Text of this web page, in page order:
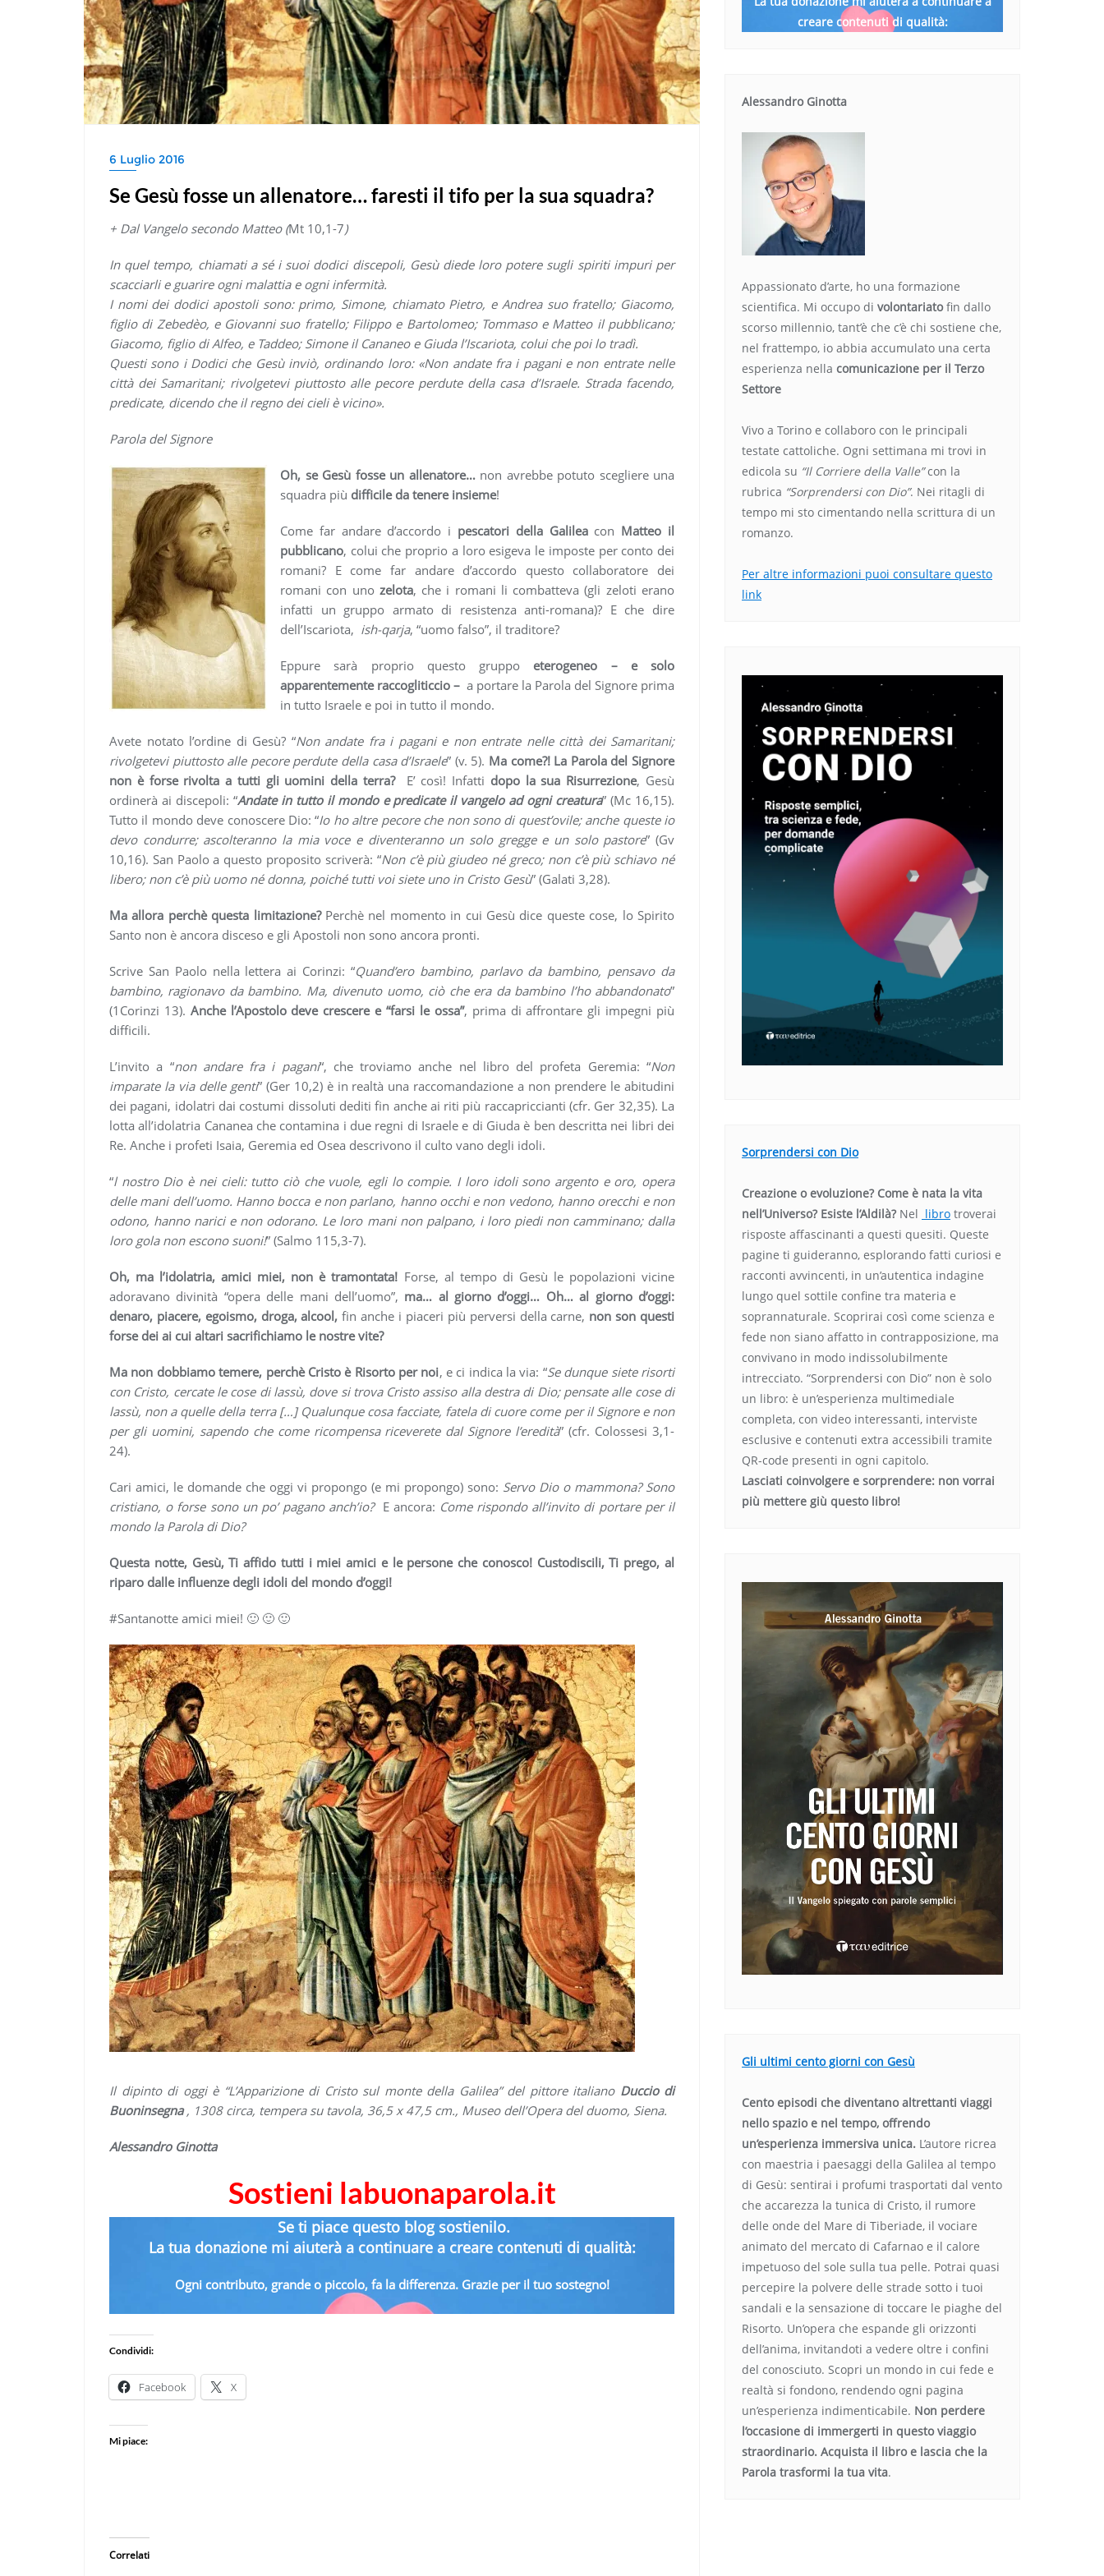
6 Luglio 2016
Se Gesù fosse un allenatore… faresti il tifo per la sua squadra?
+ Dal Vangelo secondo Matteo (Mt 10,1-7)
In quel tempo, chiamati a sé i suoi dodici discepoli, Gesù diede loro potere sugli spiriti impuri per
scacciarli e guarire ogni malattia e ogni infermità.
I nomi dei dodici apostoli sono: primo, Simone, chiamato Pietro, e Andrea suo fratello; Giacomo,
figlio di Zebedèo, e Giovanni suo fratello; Filippo e Bartolomeo; Tommaso e Matteo il pubblicano;
Giacomo, figlio di Alfeo, e Taddeo; Simone il Cananeo e Giuda l’Iscariota, colui che poi lo tradì.
Questi sono i Dodici che Gesù inviò, ordinando loro: «Non andate fra i pagani e non entrate nelle
città dei Samaritani; rivolgetevi piuttosto alle pecore perdute della casa d’Israele. Strada facendo,
predicate, dicendo che il regno dei cieli è vicino».
Parola del Signore
Oh, se Gesù fosse un allenatore…non avrebbe potuto scegliere una
squadra più difficile da tenere insieme!
Come far andare d’accordo i pescatori della Galileacon Matteo il
pubblicano, colui che proprio a loro esigeva le imposte per conto dei
romani? E come far andare d’accordo questo collaboratore dei
romani con uno zelota, che i romani li combatteva (gli zeloti erano
infatti un gruppo armato di resistenza anti-romana)? E che dire
dell’Iscariota, ish-qarja, “uomo falso”, il traditore?
Eppure sarà proprio questo gruppo eterogeneo – e solo
apparentemente raccogliticcio – a portare la Parola del Signore prima
in tutto Israele e poi in tutto il mondo.
Avete notato l’ordine di Gesù? “Non andate fra i pagani e non entrate nelle città dei Samaritani;
rivolgetevi piuttosto alle pecore perdute della casa d’Israele” (v. 5). Ma come?! La Parola del Signore
non è forse rivolta a tutti gli uomini della terra? E’ così! Infatti dopo la sua Risurrezione, Gesù
ordinerà ai discepoli: “Andate in tutto il mondo e predicate il vangelo ad ogni creatura” (Mc 16,15).
Tutto il mondo deve conoscere Dio: “Io ho altre pecore che non sono di quest’ovile; anche queste io
devo condurre; ascolteranno la mia voce e diventeranno un solo gregge e un solo pastore” (Gv
10,16). San Paolo a questo proposito scriverà: “Non c’è più giudeo né greco; non c’è più schiavo né
libero; non c’è più uomo né donna, poiché tutti voi siete uno in Cristo Gesù” (Galati 3,28).
Ma allora perchè questa limitazione?Perchè nel momento in cui Gesù dice queste cose, lo Spirito
Santo non è ancora disceso e gli Apostoli non sono ancora pronti.
Scrive San Paolo nella lettera ai Corinzi: “Quand’ero bambino, parlavo da bambino, pensavo da
bambino, ragionavo da bambino. Ma, divenuto uomo, ciò che era da bambino l’ho abbandonato”
(1Corinzi 13). Anche l’Apostolo deve crescere e “farsi le ossa”, prima di affrontare gli impegni più
difficili.
L’invito a “non andare fra i pagani“, che troviamo anche nel libro del profeta Geremia: “Non
imparate la via delle genti” (Ger 10,2) è in realtà una raccomandazione a non prendere le abitudini
dei pagani, idolatri dai costumi dissoluti dediti fin anche ai riti più raccapriccianti (cfr. Ger 32,35). La
lotta all’idolatria Cananea che contamina i due regni di Israele e di Giuda è ben descritta nei libri dei
Re. Anche i profeti Isaia, Geremia ed Osea descrivono il culto vano degli idoli.
“l nostro Dio è nei cieli: tutto ciò che vuole, egli lo compie. I loro idoli sono argento e oro, opera
delle mani dell’uomo. Hanno bocca e non parlano, hanno occhi e non vedono, hanno orecchi e non
odono, hanno narici e non odorano. Le loro mani non palpano, i loro piedi non camminano; dalla
loro gola non escono suoni!” (Salmo 115,3-7).
Oh, ma l’idolatria, amici miei, non è tramontata! Forse, al tempo di Gesù le popolazioni vicine
adoravano divinità “opera delle mani dell’uomo”, ma… al giorno d’oggi… Oh… al giorno d’oggi:
denaro, piacere, egoismo, droga, alcool,fin anche i piaceri più perversi della carne, non son questi
forse dei ai cui altari sacrifichiamo le nostre vite?
Ma non dobbiamo temere, perchè Cristo è Risorto per noi, e ci indica la via: “Se dunque siete risorti
con Cristo, cercate le cose di lassù, dove si trova Cristo assiso alla destra di Dio; pensate alle cose di
lassù, non a quelle della terra […] Qualunque cosa facciate, fatela di cuore come per il Signore e non
per gli uomini, sapendo che come ricompensa riceverete dal Signore l’eredità” (cfr. Colossesi 3,1-
24).
Cari amici, le domande che oggi vi propongo (e mi propongo) sono: Servo Dio o mammona? Sono
cristiano, o forse sono un po’ pagano anch’io? E ancora: Come rispondo all’invito di portare per il
mondo la Parola di Dio?
Questa notte, Gesù, Ti affido tutti i miei amici e le persone che conosco! Custodiscili, Ti prego, al
riparo dalle influenze degli idoli del mondo d’oggi!
#Santanotte amici miei! 🙂 🙂 🙂
Il dipinto di oggi è “L’Apparizione di Cristo sul monte della Galilea” del pittore italiano Duccio di
Buoninsegna, 1308 circa, tempera su tavola, 36,5 x 47,5 cm., Museo dell’Opera del duomo, Siena.
Alessandro Ginotta
Sostieni labuonaparola.it
Se ti piace questo blog sostienilo.
La tua donazione mi aiuterà a continuare a creare contenuti di qualità:
Ogni contributo, grande o piccolo, fa la differenza. Grazie per il tuo sostegno!
Condividi:
Facebook X
Mi piace:
Correlati
creare contenuti di qualità:
Alessandro Ginotta
Appassionato d’arte, ho una formazione
scientifica. Mi occupo di volontariatofin dallo
scorso millennio, tant’è che c’è chi sostiene che,
nel frattempo, io abbia accumulato una certa
esperienza nella comunicazione per il Terzo
Settore
Vivo a Torino e collaboro con le principali
testate cattoliche. Ogni settimana mi trovi in
edicola su “Il Corriere della Valle”con la
rubrica “Sorprendersi con Dio”. Nei ritagli di
tempo mi sto cimentando nella scrittura di un
romanzo.
Per altre informazioni puoi consultare questo
link
Sorprendersi con Dio
Creazione o evoluzione? Come è nata la vita
nell’Universo? Esiste l’Aldilà? Nel libro troverai
risposte affascinanti a questi quesiti. Queste
pagine ti guideranno, esplorando fatti curiosi e
racconti avvincenti, in un’autentica indagine
lungo quel sottile confine tra materia e
soprannaturale. Scoprirai così come scienza e
fede non siano affatto in contrapposizione, ma
convivano in modo indissolubilmente
intrecciato. “Sorprendersi con Dio” non è solo
un libro: è un’esperienza multimediale
completa, con video interessanti, interviste
esclusive e contenuti extra accessibili tramite
QR-code presenti in ogni capitolo.
Lasciati coinvolgere e sorprendere: non vorrai
più mettere giù questo libro!
Gli ultimi cento giorni con Gesù
Cento episodi che diventano altrettanti viaggi
nello spazio e nel tempo, offrendo
un’esperienza immersiva unica. L’autore ricrea
con maestria i paesaggi della Galilea al tempo
di Gesù: sentirai i profumi trasportati dal vento
che accarezza la tunica di Cristo, il rumore
delle onde del Mare di Tiberiade, il vociare
animato del mercato di Cafarnao e il calore
impetuoso del sole sulla tua pelle. Potrai quasi
percepire la polvere delle strade sotto i tuoi
sandali e la sensazione di toccare le piaghe del
Risorto. Un’opera che espande gli orizzonti
dell’anima, invitandoti a vedere oltre i confini
del conosciuto. Scopri un mondo in cui fede e
realtà si fondono, rendendo ogni pagina
un’esperienza indimenticabile. Non perdere
l’occasione di immergerti in questo viaggio
straordinario. Acquista il libro e lascia che la
Parola trasformi la tua vita.